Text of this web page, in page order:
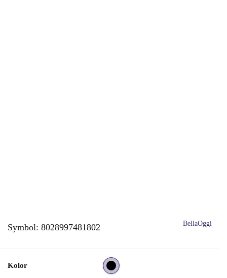
Symbol: 8028997481802 BellaOggi
Kolor